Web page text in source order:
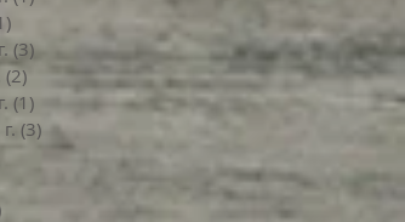
(3)3 публикации
(2) 2 публикации
(1) 1 публикация
(3) 3 публикации